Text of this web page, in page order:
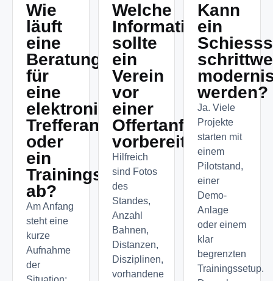
Wie
läuft
eine
Beratung
für
eine
elektronische
Trefferanzeige
oder
ein
Trainingssystem
ab?
Am Anfang
steht eine
kurze
Aufnahme
der
Welche
Informationen
sollte
ein
Verein
vor
einer
Offertanfrage
vorbereiten?
Hilfreich
sind Fotos
des
Standes,
Anzahl
Bahnen,
Distanzen,
Disziplinen,
vorhandene
Kann
ein
werden?
Ja. Viele
Projekte
starten mit
einem
Pilotstand,
einer
Demo-
Anlage
oder einem
klar
begrenzten
Trainingssetup.